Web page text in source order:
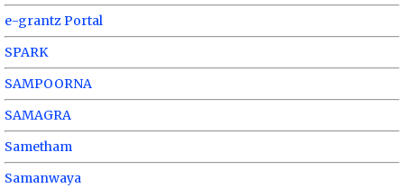
e-grantz Portal
SPARK
SAMPOORNA
SAMAGRA
Sametham
Samanwaya